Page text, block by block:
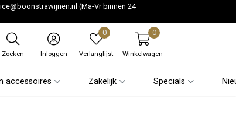
(Ma-Vr binnen 24
Zoeken Inloggen
0
Verlanglijst
0
Winkelwagen
accessoires Zakelijk Specials